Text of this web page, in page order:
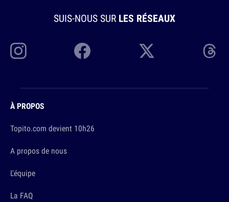
SUIS-NOUS SUR LES RÉSEAUX
À PROPOS
Topito.com devient 10h26
A propos de nous
L'équipe
La FAQ